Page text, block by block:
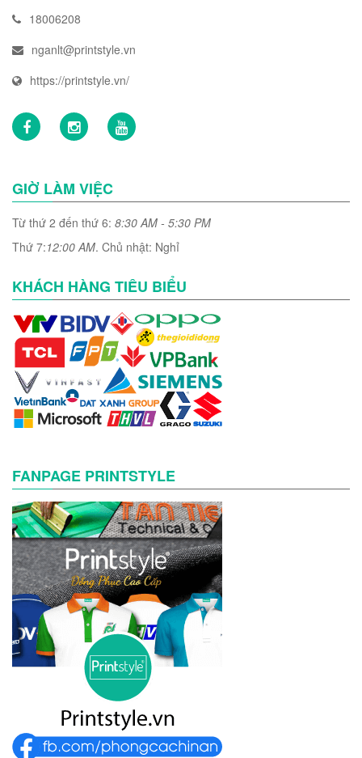
18006208
nganlt@printstyle.vn
https://printstyle.vn/
GIỜ LÀM VIỆC
Từ thứ 2 đến thứ 6: 8:30 AM - 5:30 PM
Thứ 7:12:00 AM. Chủ nhật: Nghỉ
KHÁCH HÀNG TIÊU BIỂU
FANPAGE PRINTSTYLE